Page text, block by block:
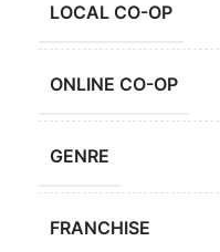
LOCAL CO-OP
ONLINE CO-OP
GENRE
FRANCHISE